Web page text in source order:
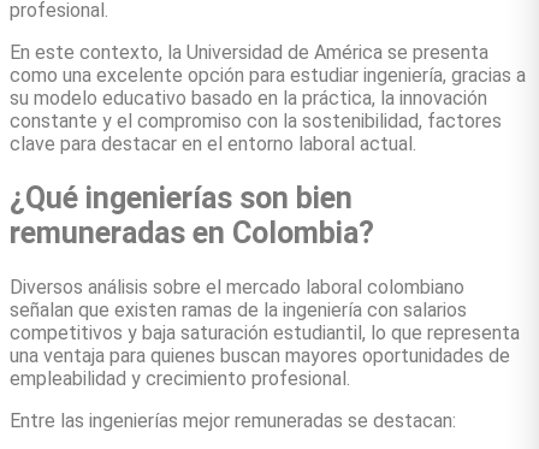
profesional.
En este contexto, la Universidad de América se presenta
como una excelente opción para estudiar ingeniería, gracias a
su modelo educativo basado en la práctica, la innovación
constante y el compromiso con la sostenibilidad, factores
clave para destacar en el entorno laboral actual.
¿Qué ingenierías son bien
remuneradas en Colombia?
Diversos análisis sobre el mercado laboral colombiano
señalan que existen ramas de la ingeniería con salarios
competitivos y baja saturación estudiantil, lo que representa
una ventaja para quienes buscan mayores oportunidades de
empleabilidad y crecimiento profesional.
Entre las ingenierías mejor remuneradas se destacan: